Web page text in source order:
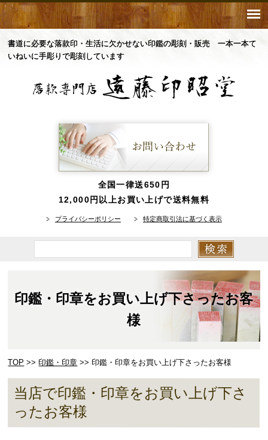
書道に必要な落款印・生活に欠かせない印鑑の彫刻・販売 一本一本て
いねいに手彫りで彫刻しています
全国一律送650円
12,000円以上お買い上げで送料無料
プライバシーポリシー 特定商取引法に基づく表示
印鑑・印章をお買い上げ下さったお客
様
TOP >>印鑑・印章 >> 印鑑・印章をお買い上げ下さったお客様
当店で印鑑・印章をお買い上げ下さ
ったお客様